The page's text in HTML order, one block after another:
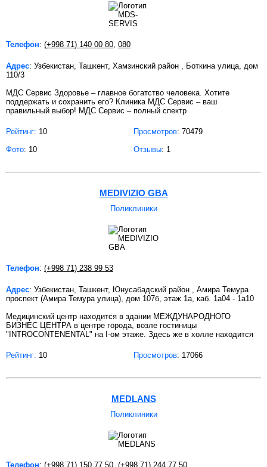
Телефон: (+998 71) 140 00 80 080
Адрес: Узбекистан, Ташкент, Хамзинский район , Боткина улица, дом
110/3
МДС Сервис Здоровье – главное богатство человека. Хотите
поддержать и сохранить его? Клиника МДС Сервис – ваш
правильный выбор! МДС Сервис – полный спектр
Рейтинг: 10 Просмотров: 70479
Фото: 10 Отзывы: 1
MEDIVIZIO GBA
Поликлиники
Телефон: (+998 71) 238 99 53
Адрес: Узбекистан, Ташкент, Юнусабадский район , Амира Темура
проспект (Амира Темура улица), дом 107б, этаж 1а, каб. 1а04 - 1а10
Медицинский центр находится в здании МЕЖДУНАРОДНОГО
БИЗНЕС ЦЕНТРА в центре города, возле гостиницы
"INTROCONTENENTAL" на І-ом этаже. Здесь же в холле находится
Рейтинг: 10 Просмотров: 17066
MEDLANS
Поликлиники
Телефон: (+998 71) 150 77 50 (+998 71) 244 77 50